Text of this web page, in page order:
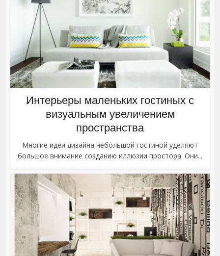
Интерьеры маленьких гостиных с
визуальным увеличением
пространства
Многие идеи дизайна небольшой гостиной уделяют
большое внимание созданию иллюзии простора. Они...